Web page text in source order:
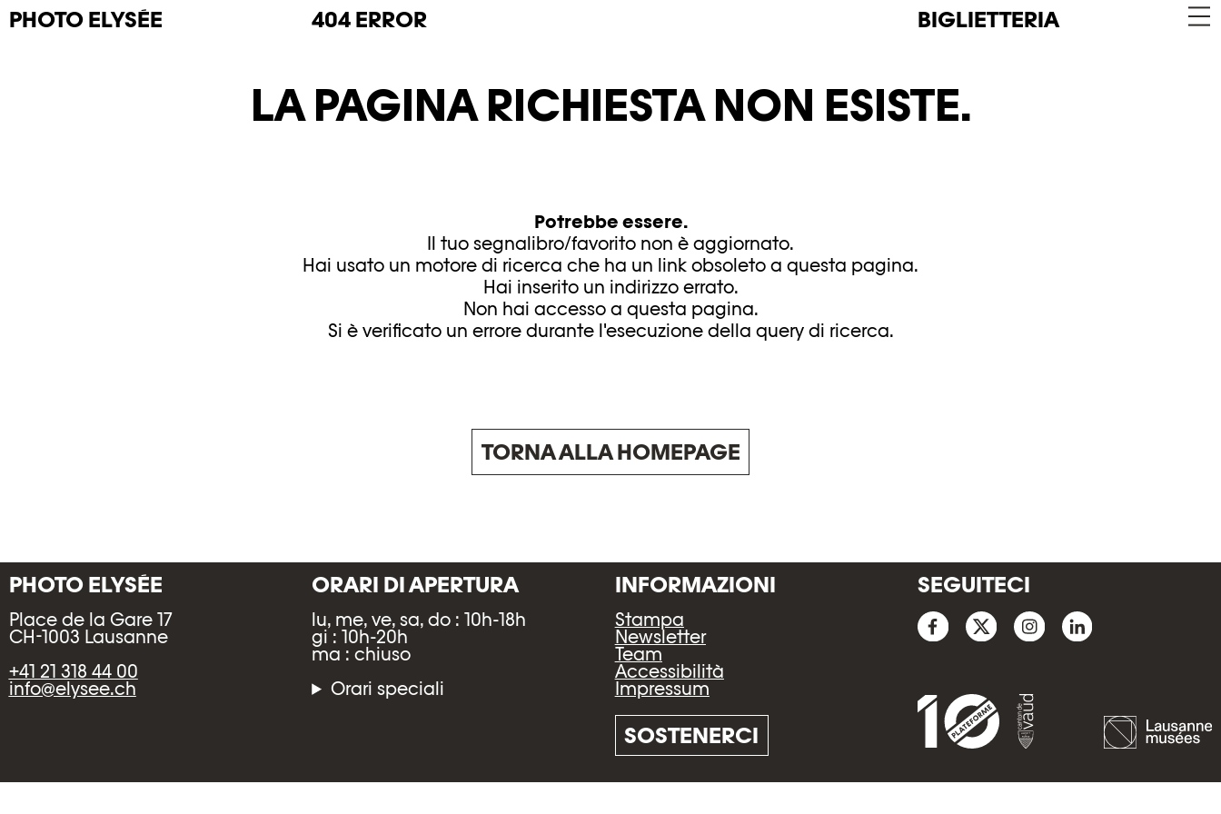
PHOTO ELYSÉE 404 ERROR BIGLIETTERIA
LA PAGINA RICHIESTA NON ESISTE.
Potrebbe essere.
Il tuo segnalibro/favorito non è aggiornato.
Hai usato un motore di ricerca che ha un link obsoleto a questa pagina.
Hai inserito un indirizzo errato.
Non hai accesso a questa pagina.
Si è verificato un errore durante l'esecuzione della query di ricerca.
TORNA ALLA HOMEPAGE
PHOTO ELYSÉE
Place de la Gare 17
CH-1003 Lausanne
+41 21 318 44 00
info@elysee.ch
ORARI DI APERTURA
lu, me, ve, sa, do : 10h-18h
gi : 10h-20h
ma : chiuso
Orari speciali
INFORMAZIONI
Stampa
Newsletter
Team
Accessibilità
Impressum
SOSTENERCI
SEGUITECI